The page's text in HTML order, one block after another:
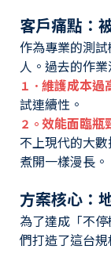
客戶痛點：
作為專業的測
人。過去的作
１． 維護成本過
試連續性。
２。 效能面臨瓶
不上現代的大
煮開一樣漫長。
方案核心：
為了達成「不
們打造了這台規